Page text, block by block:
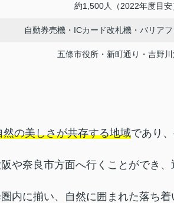
約1,500人（2022年度目安
自動券売機・ICカード改札機・バリア
五條市役所・新町通り・吉野
の美しさが共存する地域であり
や奈良市方面へ行くことができ
内に揃い、自然に囲まれた落ち着